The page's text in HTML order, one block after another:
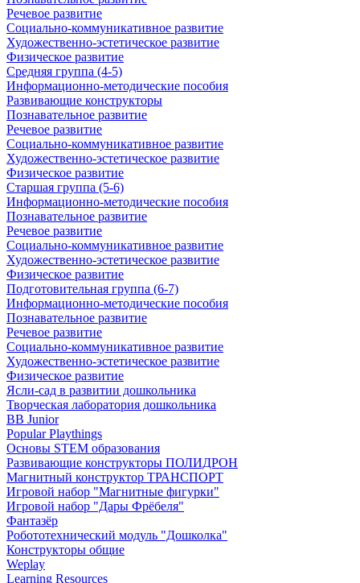
Речевое развитие
Социально-коммуникативное развитие
Художественно-эстетическое развитие
Физическое развитие
Средняя группа (4-5)
Информационно-методические пособия
Развивающие конструкторы
Познавательное развитие
Речевое развитие
Социально-коммуникативное развитие
Художественно-эстетическое развитие
Физическое развитие
Старшая группа (5-6)
Информационно-методические пособия
Познавательное развитие
Речевое развитие
Социально-коммуникативное развитие
Художественно-эстетическое развитие
Физическое развитие
Подготовительная группа (6-7)
Информационно-методические пособия
Познавательное развитие
Речевое развитие
Социально-коммуникативное развитие
Художественно-эстетическое развитие
Физическое развитие
Ясли-сад в развитии дошкольника
Творческая лаборатория дошкольника
BB Junior
Popular Playthings
Основы STEM образования
Развивающие конструкторы ПОЛИДРОН
Магнитный конструктор ТРАНСПОРТ
Игровой набор "Магнитные фигурки"
Игровой набор "Дары Фрёбеля"
Фантазёр
Робототехнический модуль "Дошколка"
Конструкторы общие
Weplay
Learning Resources